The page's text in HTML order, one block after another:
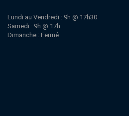
Lundi au Vendredi : 9h @ 17h30
Samedi : 9h @ 17h
Dimanche : Fermé